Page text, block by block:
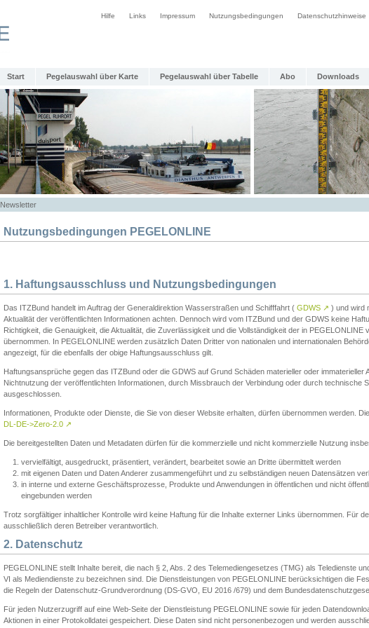
Hilfe Links Impressum Nutzungsbedingungen Datenschutzhinweise
Start Pegelauswahl über Karte Pegelauswahl über Tabelle Abo Downloads
Newsletter
Nutzungsbedingungen PEGELONLINE
1. Haftungsausschluss und Nutzungsbedingungen
Das ITZBund handelt im Auftrag der Generaldirektion Wasserstraßen und Schifffahrt ( GDWS ↗ ) und wird
Aktualität der veröffentlichten Informationen achten. Dennoch wird vom ITZBund und der GDWS keine
Richtigkeit, die Genauigkeit, die Aktualität, die Zuverlässigkeit und die Vollständigkeit der in PEGELONLINE
übernommen. In PEGELONLINE werden zusätzlich Daten Dritter von nationalen und internationalen
angezeigt, für die ebenfalls der obige Haftungsausschluss gilt.
Haftungsansprüche gegen das ITZBund oder die GDWS auf Grund Schäden materieller oder immaterieller
Nichtnutzung der veröffentlichten Informationen, durch Missbrauch der Verbindung oder durch technische
ausgeschlossen.
Informationen, Produkte oder Dienste, die Sie von dieser Website erhalten, dürfen übernommen werden.
DL-DE->Zero-2.0 ↗
Die bereitgestellten Daten und Metadaten dürfen für die kommerzielle und nicht kommerzielle Nutzung
vervielfältigt, ausgedruckt, präsentiert, verändert, bearbeitet sowie an Dritte übermittelt werden
mit eigenen Daten und Daten Anderer zusammengeführt und zu selbständigen neuen Datensätzen
in interne und externe Geschäftsprozesse, Produkte und Anwendungen in öffentlichen und nicht
eingebunden werden
Trotz sorgfältiger inhaltlicher Kontrolle wird keine Haftung für die Inhalte externer Links übernommen. Für
ausschließlich deren Betreiber verantwortlich.
2. Datenschutz
PEGELONLINE stellt Inhalte bereit, die nach § 2, Abs. 2 des Telemediengesetzes (TMG) als Teledienste
VI als Mediendienste zu bezeichnen sind. Die Dienstleistungen von PEGELONLINE berücksichtigen die
die Regeln der Datenschutz-Grundverordnung (DS-GVO, EU 2016 /679) und dem
Für jeden Nutzerzugriff auf eine Web-Seite der Dienstleistung PEGELONLINE sowie für jeden
Aktionen in einer Protokolldatei gespeichert. Diese Daten sind nicht personenbezogen und werden